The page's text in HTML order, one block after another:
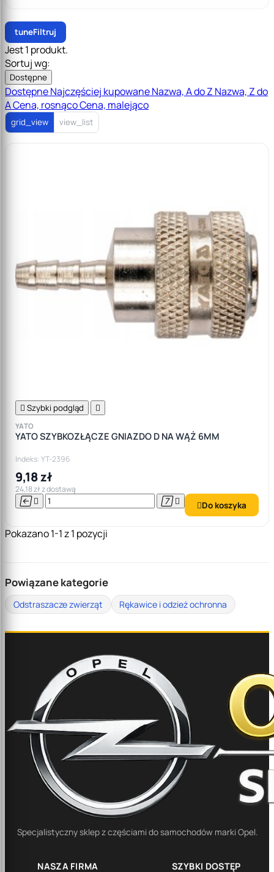
tuneFiltruj
Jest 1 produkt.
Sortuj wg:
Dostępne
DostępneNajczęściej kupowaneNazwa, A do Z Nazwa, Z do
ACena, rosnącoCena, malejąco
grid_view view_list
 Szybki podgląd 
YATO
YATO SZYBKOZŁĄCZE GNIAZDO D NA WĄŻ 6MM
Indeks: YT-2396
9,18 zł
24,18 zł z dostawą
    Do koszyka
Pokazano 1-1 z 1 pozycji
Powiązane kategorie
Odstraszacze zwierząt Rękawice i odzież ochronna
Specjalistyczny sklep z częściami do samochodów marki Opel.
NASZA FIRMA
SZYBKI DOSTĘP